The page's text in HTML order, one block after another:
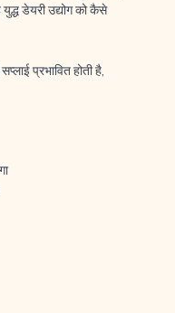
डेयरी उद्योग को कैसे
प्रभावित होती है,